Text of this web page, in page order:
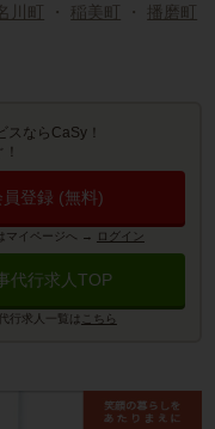
川町 ・ 稲美町 ・ 播磨町
スならCaSy！
員登録 (無料)
マイページへ → ログイン
代行求人TOP
行求人一覧は こちら